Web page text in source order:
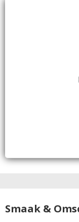
Smaak &